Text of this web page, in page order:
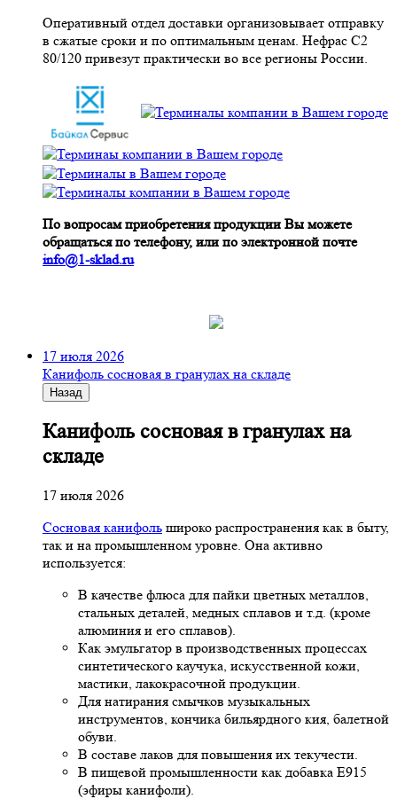
Оперативный отдел доставки организовывает отправку
в сжатые сроки и по оптимальным ценам. Нефрас С2
80/120 привезут практически во все регионы России.
По вопросам приобретения продукции Вы можете
обращаться по телефону, или по электронной почте
info@1-sklad.ru
17 июля 2026
Канифоль сосновая в гранулах на складе
Назад
Канифоль сосновая в гранулах на
складе
17 июля 2026
Сосновая канифоль широко распространения как в быту,
так и на промышленном уровне. Она активно
используется:
В качестве флюса для пайки цветных металлов,
стальных деталей, медных сплавов и т.д. (кроме
алюминия и его сплавов).
Как эмульгатор в производственных процессах
синтетического каучука, искусственной кожи,
мастики, лакокрасочной продукции.
Для натирания смычков музыкальных
инструментов, кончика бильярдного кия, балетной
обуви.
В составе лаков для повышения их текучести.
В пищевой промышленности как добавка Е915
(эфиры канифоли).